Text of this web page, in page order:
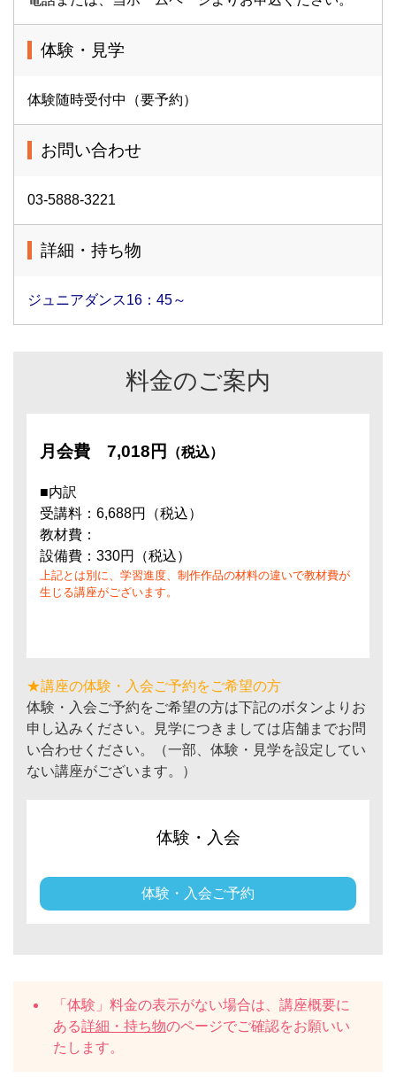
体験・見学
体験随時受付中（要予約）
お問い合わせ
03-5888-3221
詳細・持ち物
ジュニアダンス16：45～
料金のご案内
月会費 7,018円 （税込）
■内訳
受講料：6,688円（税込）
教材費：
設備費：330円（税込）
上記とは別に、学習進度、制作作品の材料の違いで教材費が
生じる講座がございます。
★講座の体験・入会ご予約をご希望の方
体験・入会ご予約をご希望の方は下記のボタンよりお
申し込みください。見学につきましては店舗までお問
い合わせください。（一部、体験・見学を設定してい
ない講座がございます。）
体験・入会
体験・入会ご予約
「体験」料金の表示がない場合は、講座概要に
ある詳細・持ち物のページでご確認をお願いい
たします。